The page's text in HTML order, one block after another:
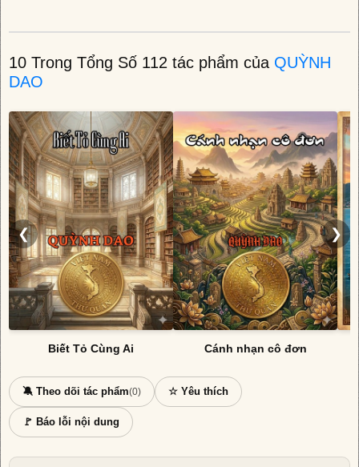
10 Trong Tổng Số 112 tác phẩm của QUỲNH
DAO
❮
Biết Tỏ Cùng Ai Cánh nhạn cô đơn
❯
🔕 Theo dõi tác phẩm(0) ☆ Yêu thích
🚩 Báo lỗi nội dung